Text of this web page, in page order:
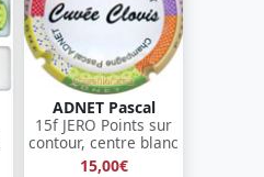
ADNET Pascal
15f JERO Points sur
contour, centre blanc
15,00€